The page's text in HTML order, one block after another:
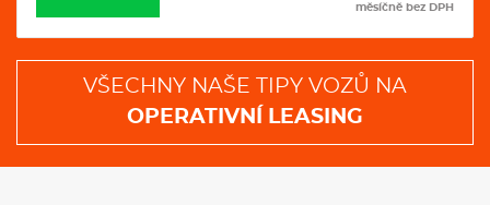
měsíčně bez DPH
VŠECHNY NAŠE TIPY VOZŮ NA
OPERATIVNÍ LEASING